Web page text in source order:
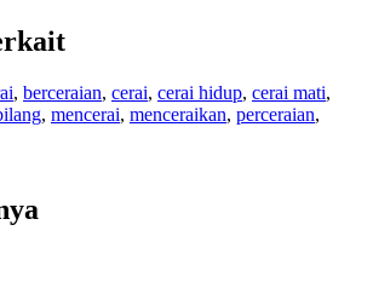
, berceraian, cerai, cerai hidup, cerai mati,
, mencerai, menceraikan, perceraian,